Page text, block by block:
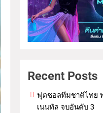
Recent Posts
ฟุตซอลทีมชาติไทย
เนนทัล จบอันดับ 3